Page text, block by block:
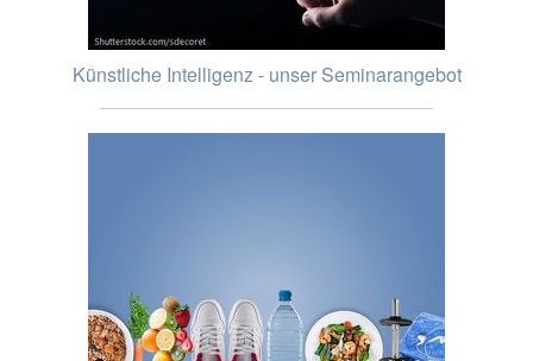
Künstliche Intelligenz - unser Seminarangebot